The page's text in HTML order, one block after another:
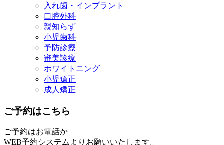
入れ歯・インプラント
口腔外科
親知らず
小児歯科
予防診療
審美診療
ホワイトニング
小児矯正
成人矯正
ご予約はこちら
ご予約はお電話か
WEB予約システムよりお願いいたします。